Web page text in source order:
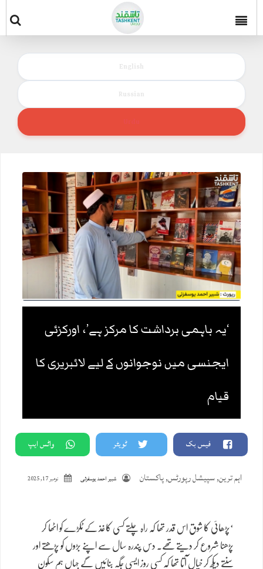
‘یہ باہمی برداشت کا مرکز ہے’، اورکزئی
ایجنسی میں نوجوانوں کے لیے لائبریری کا
قیام
فیس بک ٹویٹر واٹس ایپ
اہم ترین,سپیشل رپورٹس,پاکستان شبیر احمد یوسفزئی نومبر 17, 2025
‘پڑھائی کا شوق اس قدر تھا کہ راہ چلتے کسی کاغذ کے ٹکڑے کو اٹھا کر
پڑھنا شروع کر دیتے تھے۔ دس پندرہ سال سے اپنے بڑوں کو پڑھتے اور
سنتے دیکھ کر خیال آتا تھا کہ کسی روز ایسی جگہ بنائیں گے جہاں ہم سکون